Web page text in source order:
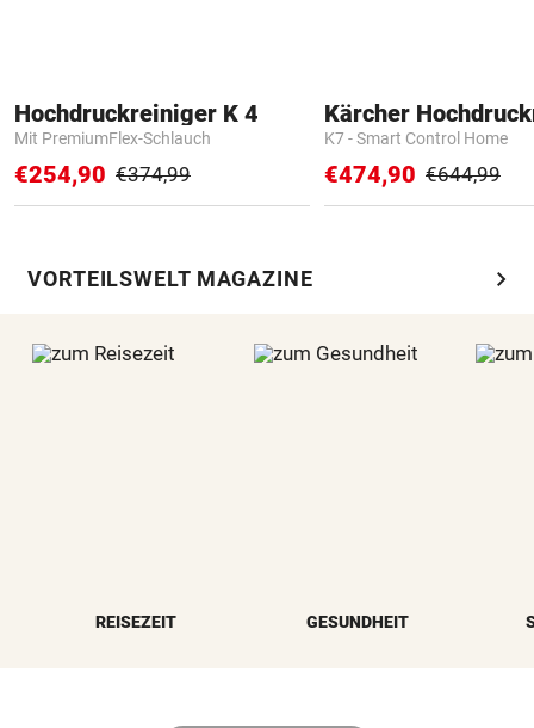
Hochdruckreiniger K 4
Mit PremiumFlex-Schlauch
€254,90 €374,99
Kärcher
K7 - Smart Control Home
€474,90 €644,99
VORTEILSWELT MAGAZINE chevron_right
REISEZEIT GESUNDHEIT